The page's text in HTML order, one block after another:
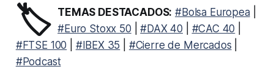
🏷️ TEMAS DESTACADOS: #Bolsa Europea|
#Euro Stoxx 50 |#DAX 40 #CAC 40
#FTSE 100
#IBEX 35 #Cierre de Mercados
#Podcast